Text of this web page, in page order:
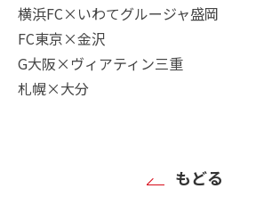
横浜FC×いわてグルージャ盛岡
FC東京×金沢
G大阪×ヴィアティン三重
札幌×大分
もどる